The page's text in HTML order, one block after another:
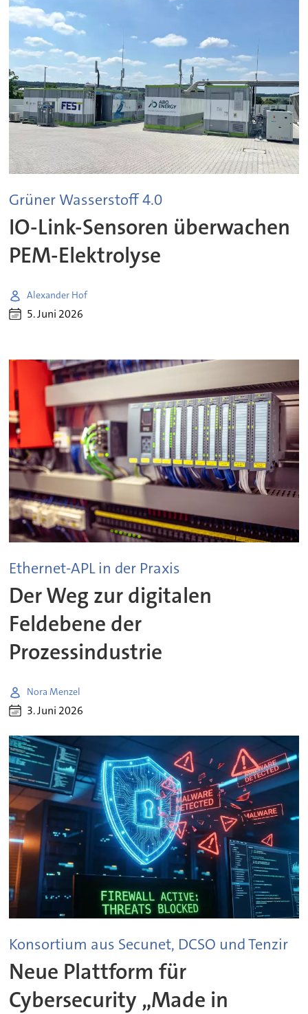
Grüner Wasserstoff 4.0
IO-Link-Sensoren überwachen
PEM-Elektrolyse
Alexander Hof
5. Juni 2026
Ethernet-APL in der Praxis
Der Weg zur digitalen
Feldebene der
Prozessindustrie
Nora Menzel
3. Juni 2026
Konsortium aus Secunet, DCSO und Tenzir
Neue Plattform für
Cybersecurity „Made in